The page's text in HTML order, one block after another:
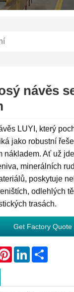
návěs
LUYI, který
jako robustní
nákladem. Ať už
minerálních
poskytuje
odlehlých
trasách.
Get Factory Quote
PinterestLinkedIn